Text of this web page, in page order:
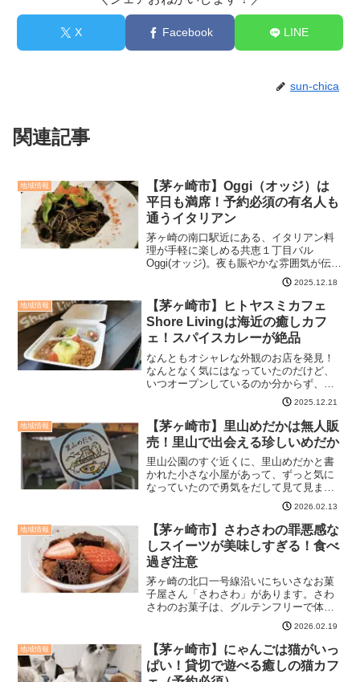
X Facebook LINE
sun-chica
関連記事
地域情報
【茅ヶ崎市】Oggi（オッジ）は
平日も満席！予約必須の有名人も
通うイタリアン
茅ヶ崎の南口駅近にある、イタリアン料
理が手軽に楽しめる共恵１丁目バル
Oggi(オッジ)。夜も賑やかな雰囲気が伝わ
る外観と、中に入ると明るい店内に会話
も弾みます。バルOggiはいつ行っても満
席！愛される理由があるお店気取らない
バルスタイルのイ...
2025.12.18
地域情報
【茅ヶ崎市】ヒトヤスミカフェ
Shore Livingは海近の癒しカフ
ェ！スパイスカレーが絶品
なんともオシャレな外観のお店を発見！
なんとなく気にはなっていたのだけど、
いつオープンしているのか分からず、や
っとお邪魔することが出来ました。ヒト
ヤスミカフェ Shore Livingは明るく気さ
くなオーナーさんが迎えてくれるそのお
店は、ヒト...
2025.12.21
地域情報
【茅ヶ崎市】里山めだかは無人販
売！里山で出会える珍しいめだか
里山公園のすぐ近くに、里山めだかと書
かれた小さな小屋があって、ずっと気に
なっていたので勇気をだして見て見まし
た。里山めだかの横にはビオトープも中
に入る前に、なんだか横に里山めだかの
ビオトープが！中をのぞくと、いまし
た！いました！メダカちゃん...
2026.02.13
地域情報
【茅ヶ崎市】さわさわの罪悪感な
しスイーツが美味しすぎる！食べ
過ぎ注意
茅ヶ崎の北口一号線沿いにちいさなお菓
子屋さん「さわさわ」があります。さわ
さわのお菓子は、グルテンフリーで体に
優しい、罪悪感のないお菓子なのです
が、美味しすぎてついつい食べすぎちゃ
う。さわさわは旬に寄り添うやさしいお
菓子季節に寄り添ったお菓子...
2026.02.19
地域情報
【茅ヶ崎市】にゃんごは猫がいっ
ぱい！貸切で遊べる癒しの猫カフ